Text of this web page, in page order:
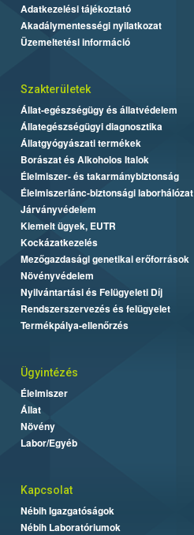
Adatkezelési tájékoztató
Akadálymentességi nyilatkozat
Üzemeltetési információ
Szakterületek
Állat-egészségügy és állatvédelem
Állategészségügyi diagnosztika
Állatgyógyászati termékek
Borászat és Alkoholos Italok
Élelmiszer- és takarmánybiztonság
Élelmiszerlánc-biztonsági laborhálózat
Járványvédelem
Kiemelt ügyek, EUTR
Kockázatkezelés
Mezőgazdasági genetikai erőforrások
Növényvédelem
Nyilvántartási és Felügyeleti Díj
Rendszerszervezés és felügyelet
Termékpálya-ellenőrzés
Ügyintézés
Élelmiszer
Állat
Növény
Labor/Egyéb
Kapcsolat
Nébih Igazgatóságok
Nébih Laboratóriumok